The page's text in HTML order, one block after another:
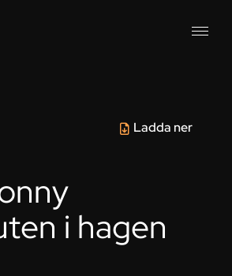
Ladda ner
i hagen